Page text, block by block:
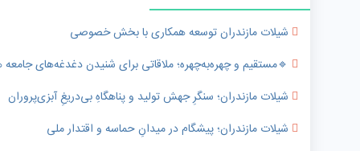
شیلات مازندران توسعه همکاری با بخش خصوصی
🔹️مستقیم و چهره‌به‌چهره؛ ملاقاتی برای شنیدن دغدغه‌های
شیلات مازندران؛ سنگرِ جهش تولید و پناهگاهِ بی‌دریغِ آبزی‌پروران
شیلات مازندران؛ پیشگام در میدانِ حماسه و اقتدار ملی